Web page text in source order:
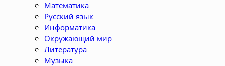
Математика
Русский язык
Информатика
Окружающий мир
Литература
Музыка